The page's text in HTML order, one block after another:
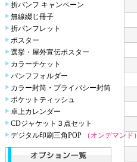
折パンフ キャンペーン
無線綴じ冊子
折パンフレット
ポスター
選挙・屋外宣伝ポスター
カラーチケット
パンフフォルダー
カラー封筒・プライバシー封筒
ポケットティッシュ
卓上カレンダー
CDジャケット３点セット
デジタル印刷三角POP
（オンデマンド）